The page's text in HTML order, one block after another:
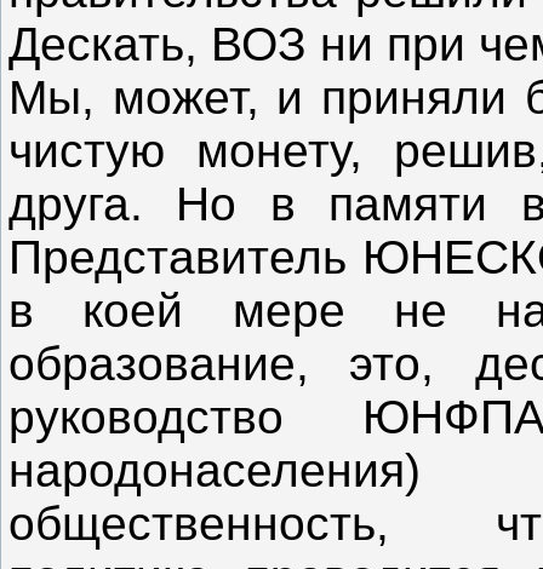
Дескать, ВОЗ ни при
Мы, может, и приняли
чистую монету,
друга. Но в памяти
Представитель
в коей мере не
образование, это,
руководство
общественность,